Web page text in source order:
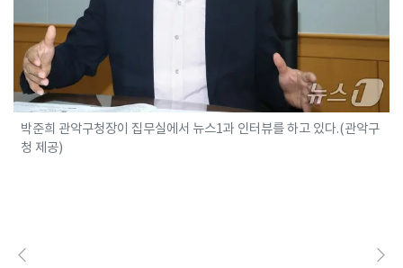
박준희 관악구청장이 집무실에서 뉴스1과 인터뷰를 하고 있다.(관악구
청 제공)